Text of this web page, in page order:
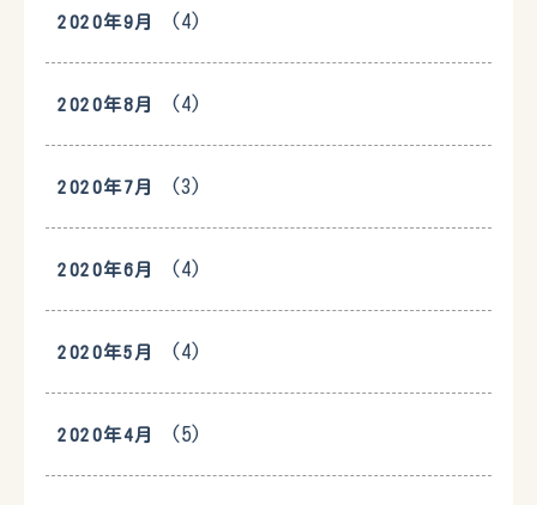
2020年9月 (4)
2020年8月 (4)
2020年7月 (3)
2020年6月 (4)
2020年5月 (4)
2020年4月 (5)